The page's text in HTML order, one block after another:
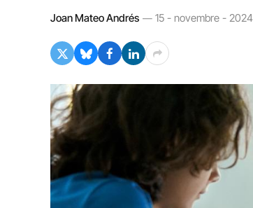
Joan Mateo Andrés 15 - novembre - 2024